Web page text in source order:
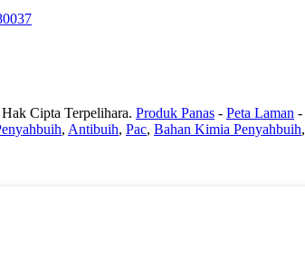
Cipta Terpelihara. Produk Panas - Peta Laman -
, Antibuih, Pac, Bahan Kimia Penyahbuih,